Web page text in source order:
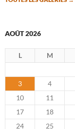
AOÛT 2026
L M
3
4
10
11
17
18
24
25